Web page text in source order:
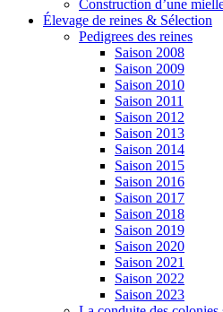
Construction d’une
Élevage de reines & Sélection
Pedigrees des reines
Saison 2008
Saison 2009
Saison 2010
Saison 2011
Saison 2012
Saison 2013
Saison 2014
Saison 2015
Saison 2016
Saison 2017
Saison 2018
Saison 2019
Saison 2020
Saison 2021
Saison 2022
Saison 2023